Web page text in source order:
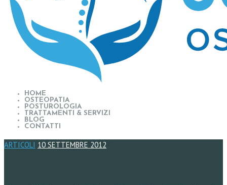
HOME
OSTEOPATIA
POSTUROLOGIA
TRATTAMENTI & SERVIZI
BLOG
CONTATTI
ARTICOLI 10 SETTEMBRE 2012